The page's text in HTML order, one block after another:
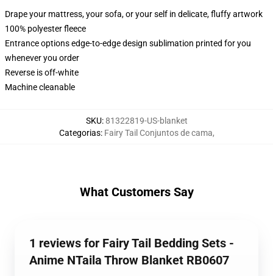
Drape your mattress, your sofa, or your self in delicate, fluffy artwork
100% polyester fleece
Entrance options edge-to-edge design sublimation printed for you
whenever you order
Reverse is off-white
Machine cleanable
SKU:81322819-US-blanket
Categorias: Fairy Tail Conjuntos de cama,
What Customers Say
1 reviews for Fairy Tail Bedding Sets -
Anime NTaila Throw Blanket RB0607